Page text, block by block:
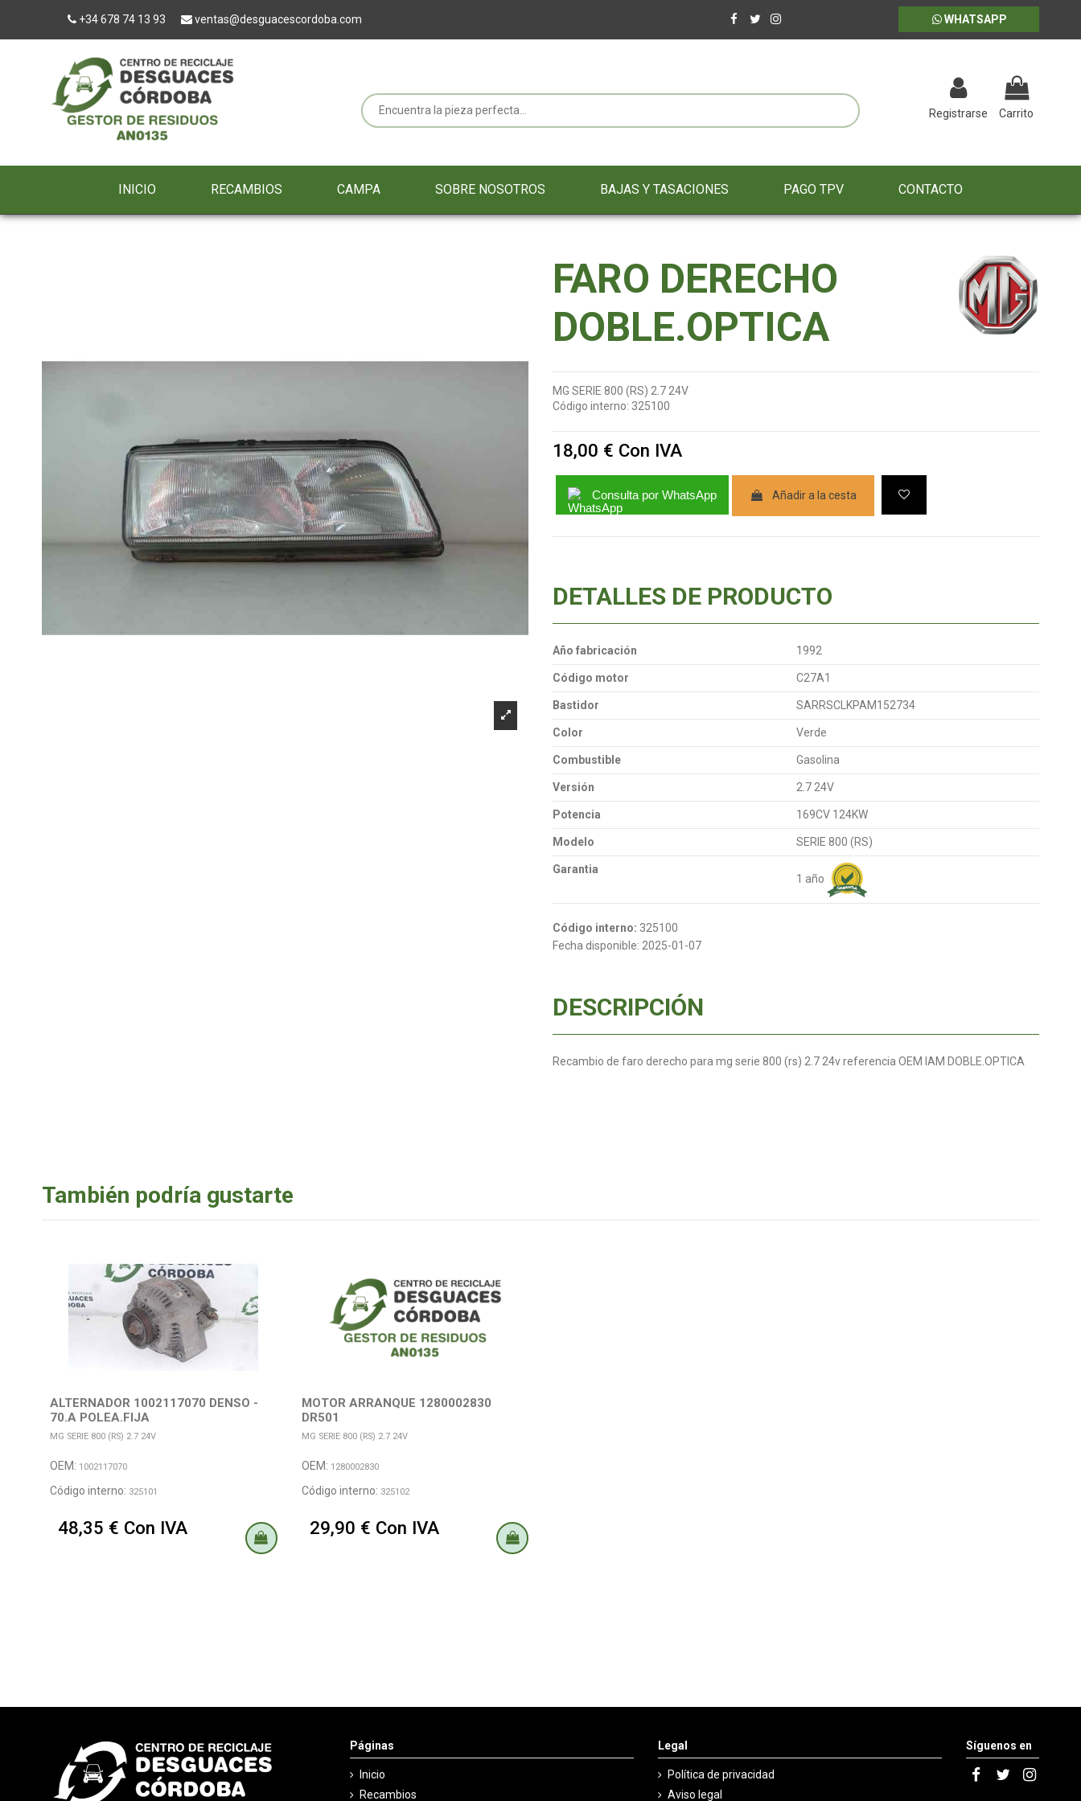
+34 678 74 13 93 ventas@desguacescordoba.com WHATSAPP
Registrarse Carrito
INICIO RECAMBIOS CAMPA SOBRE NOSOTROS BAJAS Y TASACIONES PAGO TPV CONTACTO
FARO DERECHO
DOBLE.OPTICA
MG SERIE 800 (RS) 2.7 24V
Código interno: 325100
18,00 € Con IVA
Consulta por WhatsApp Añadir a la cesta
DETALLES DE PRODUCTO
Año fabricación 1992
Código motor C27A1
Bastidor SARRSCLKPAM152734
Color Verde
Combustible Gasolina
Versión 2.7 24V
Potencia 169CV 124KW
Modelo SERIE 800 (RS)
Garantia
1 año
Código interno: 325100
Fecha disponible: 2025-01-07
DESCRIPCIÓN
Recambio de faro derecho para mg serie 800 (rs) 2.7 24v referencia OEM IAM DOBLE.OPTICA
También podría gustarte
ALTERNADOR 1002117070 DENSO -
70.A POLEA.FIJA
MG SERIE 800 (RS) 2.7 24V
OEM: 1002117070
Código interno: 325101
48,35 € Con IVA
MOTOR ARRANQUE 1280002830
DR501
MG SERIE 800 (RS) 2.7 24V
OEM: 1280002830
Código interno: 325102
29,90 € Con IVA
Páginas
Inicio
Recambios
Legal
Política de privacidad
Aviso legal
Síguenos en